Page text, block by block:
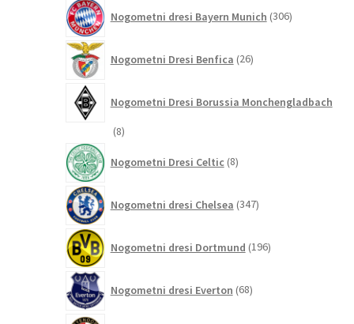
Nogometni dresi Bayern Munich 306izdelkov
Nogometni Dresi Benfica 26izdelkov
Nogometni Dresi Borussia Monchengladbach
88
Nogometni Dresi Celtic 8izdelkov
Nogometni dresi Chelsea 347izdelkov
Nogometni dresi Dortmund 196izdelkov
Nogometni dresi Everton 68izdelkov